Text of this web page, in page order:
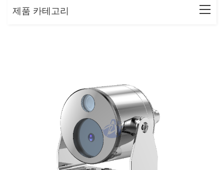
제품 카테고리